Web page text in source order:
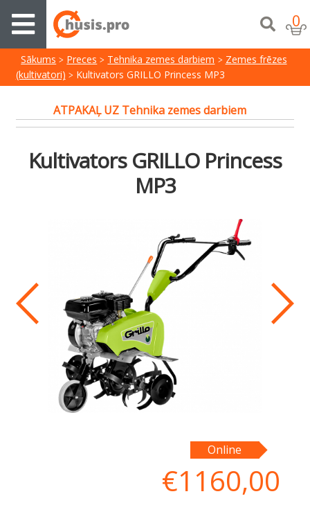
0
Sākums Preces Tehnika zemes darbiem
Zemes frēzes
(kultivatori)
Kultivators GRILLO Princess MP3
ATPAKAĻ UZ Tehnika zemes darbiem
Kultivators GRILLO Princess
MP3
Online
€1160,00